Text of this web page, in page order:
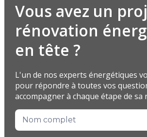
Vous avez un
rénovation
en tête ?
L'un de nos experts énergétiques
pour répondre à toutes vos
accompagner à chaque étape de sa